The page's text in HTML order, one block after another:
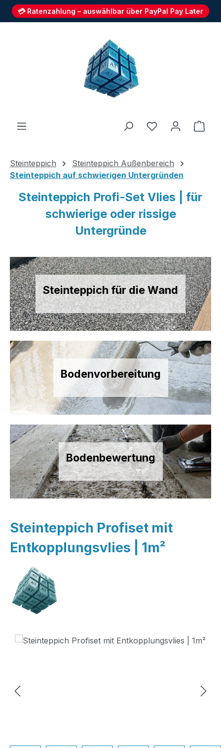
💳 Ratenzahlung – auswählbar über PayPal Pay Later
Du hast 0
Steinteppich
Steinteppich Außenbereich
Steinteppich auf schwierigen Untergründen
Steinteppich Profi-Set Vlies | für
schwierige oder rissige
Untergründe
Steinteppich für die Wand
Bodenvorbereitung
Bodenbewertung
Steinteppich Profiset mit
Entkopplungsvlies | 1m²